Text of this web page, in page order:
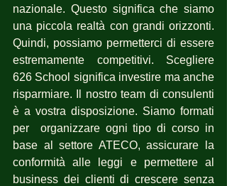
nazionale. Questo significa che siamo
una piccola realtà con grandi orizzonti.
Quindi, possiamo permetterci di essere
estremamente competitivi. Scegliere
626 School significa investire ma anche
risparmiare. Il nostro team di consulenti
è a vostra disposizione. Siamo formati
per  organizzare ogni tipo di corso in
base al settore ATECO, assicurare la
conformità alle leggi e permettere al
business dei clienti di crescere senza